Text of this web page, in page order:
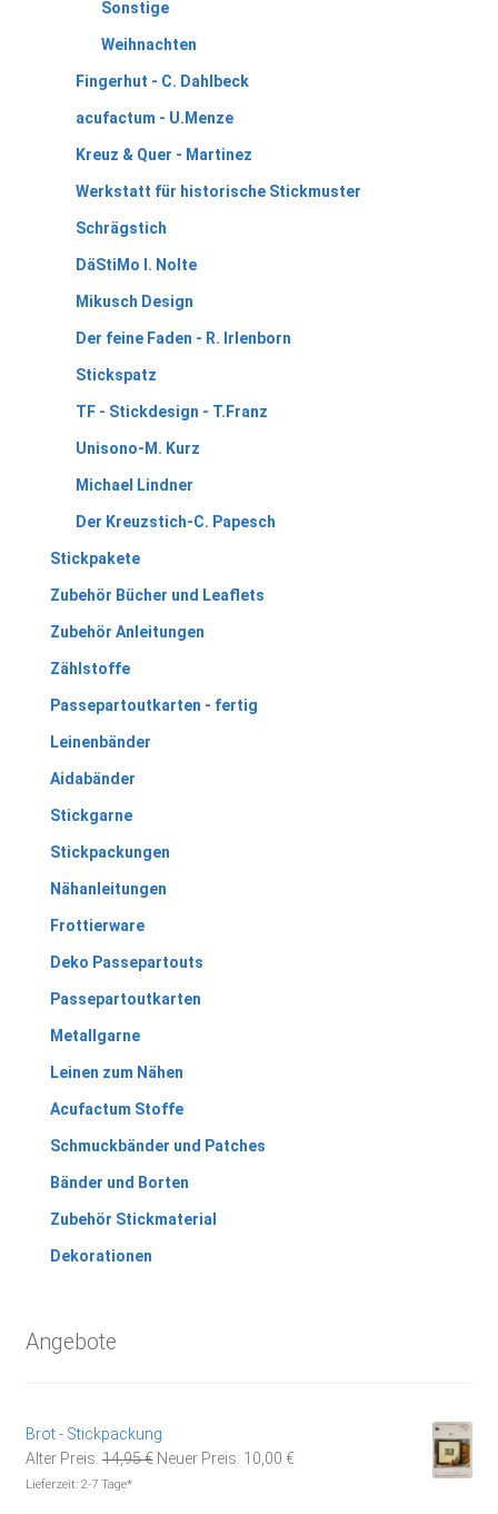
Sonstige
Weihnachten
Fingerhut - C. Dahlbeck
acufactum - U.Menze
Kreuz & Quer - Martinez
Werkstatt für historische Stickmuster
Schrägstich
DäStiMo I. Nolte
Mikusch Design
Der feine Faden - R. Irlenborn
Stickspatz
TF - Stickdesign - T.Franz
Unisono-M. Kurz
Michael Lindner
Der Kreuzstich-C. Papesch
Stickpakete
Zubehör Bücher und Leaflets
Zubehör Anleitungen
Zählstoffe
Passepartoutkarten - fertig
Leinenbänder
Aidabänder
Stickgarne
Stickpackungen
Nähanleitungen
Frottierware
Deko Passepartouts
Passepartoutkarten
Metallgarne
Leinen zum Nähen
Acufactum Stoffe
Schmuckbänder und Patches
Bänder und Borten
Zubehör Stickmaterial
Dekorationen
Angebote
Brot - Stickpackung
Alter Preis: 14,95€ Ursprünglicher
Neuer Preis: 10,00 €Aktueller
Lieferzeit: 2-7 Tage*